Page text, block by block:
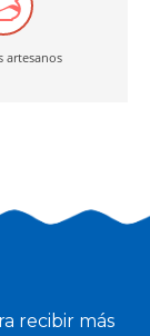
artesanos
recibir más